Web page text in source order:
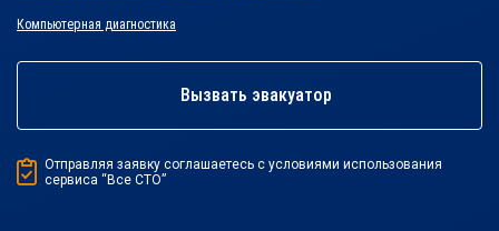
Компьютерная диагностика
Вызвать эвакуатор
Отправляя заявку соглашаетесь с условиями использования
сервиса “Все СТО”